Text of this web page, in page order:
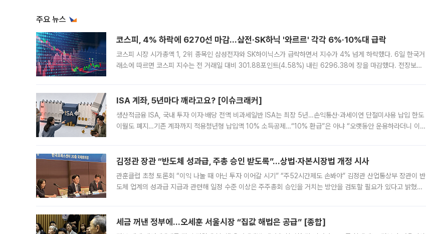
주요 뉴스
코스피, 4% 하락에 6270선 마감…삼전·SK하닉 '와르르' 각각 6%·10%대 급락
코스피 시장 시가총액 1, 2위 종목인 삼성전자와 SK하이닉스가 급락하면서 지수가 4% 넘게 하락했다. 6일 한국거
래소에 따르면 코스피 지수는 전 거래일 대비 301.88포인트(4.58%) 내린 6296.38에 장을 마감했다. 전장보다
ISA 계좌, 5년마다 깨라고요? [이슈크래커]
생산적금융 ISA, 국내 투자 이자·배당 전액 비과세일반 ISA는 최장 5년…손익통산·과세이연 단절미사용 납입 한도
이월도 폐지…기존 계좌까지 적용청년형 납입액 10% 소득공제…“10% 환급”은 아냐 “오랫동안 운용하라더니 이제
김정관 장관 “반도체 성과급, 주총 승인 받도록”…상법·자본시장법 개정 시사
관훈클럽 초청 토론회 “이익 나눌 때 아닌 투자 이어갈 시기” “주52시간제도 손봐야” 김정관 산업통상부 장관이 반
도체 업계의 성과급 지급과 관련해 일정 수준 이상은 주주총회 승인을 거치는 방안을 검토할 필요가 있다고 밝혔다.
세금 꺼낸 정부에…오세훈 서울시장 “집값 해법은 공급” [종합]